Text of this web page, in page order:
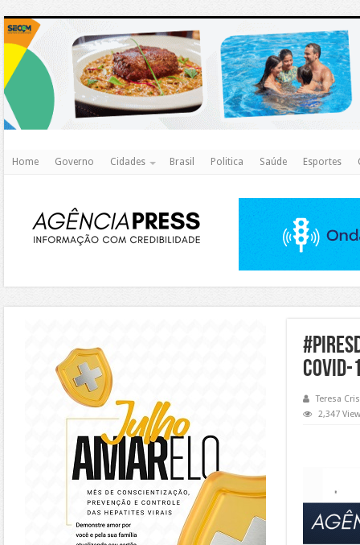
Home Governo Cidades Brasil Politica Saúde Esportes
COVID-
Teresa
2,347